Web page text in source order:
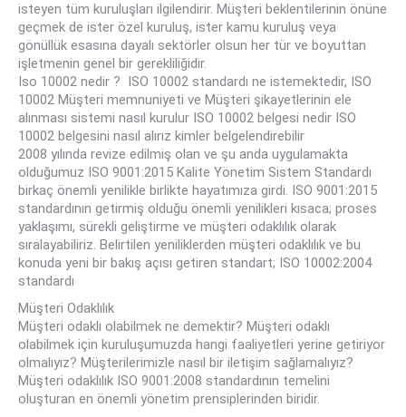
isteyen tüm kuruluşları ilgilendirir. Müşteri beklentilerinin önüne
geçmek de ister özel kuruluş, ister kamu kuruluş veya
gönüllük esasına dayalı sektörler olsun her tür ve boyuttan
işletmenin genel bir gerekliliğidir.
Iso 10002 nedir ? ISO 10002 standardı ne istemektedir, ISO
10002 Müşteri memnuniyeti ve Müşteri şikayetlerinin ele
alınması sistemi nasıl kurulur ISO 10002 belgesi nedir ISO
10002 belgesini nasıl alırız kimler belgelendirebilir
2008 yılında revize edilmiş olan ve şu anda uygulamakta
olduğumuz ISO 9001:2015 Kalite Yönetim Sistem Standardı
birkaç önemli yenilikle birlikte hayatımıza girdi. ISO 9001:2015
standardının getirmiş olduğu önemli yenilikleri kısaca; proses
yaklaşımı, sürekli geliştirme ve müşteri odaklılık olarak
sıralayabiliriz. Belirtilen yeniliklerden müşteri odaklılık ve bu
konuda yeni bir bakış açısı getiren standart; ISO 10002:2004
standardı
Müşteri Odaklılık
Müşteri odaklı olabilmek ne demektir? Müşteri odaklı
olabilmek için kuruluşumuzda hangi faaliyetleri yerine getiriyor
olmalıyız? Müşterilerimizle nasıl bir iletişim sağlamalıyız?
Müşteri odaklılık ISO 9001:2008 standardının temelini
oluşturan en önemli yönetim prensiplerinden biridir.